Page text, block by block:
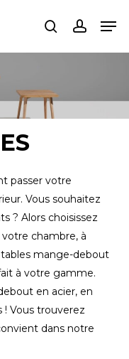
recherchecompte
passer votre
Vous souhaitez
? Alors choisissez
chambre, à
mange-debout
à votre gamme.
en acier, en
! Vous trouverez
dans notre